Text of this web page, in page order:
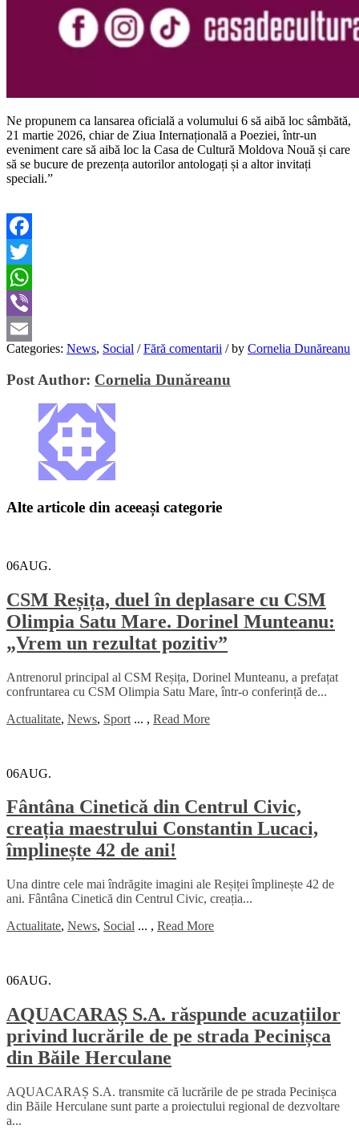
Ne propunem ca lansarea oficială a volumului 6 să aibă loc sâmbătă,
21 martie 2026, chiar de Ziua Internațională a Poeziei, într-un
eveniment care să aibă loc la Casa de Cultură Moldova Nouă și care
să se bucure de prezența autorilor antologați și a altor invitați
speciali.”
Facebook
Twitter
WhatsApp
Viber
Email
Categories: News, Social / Fără comentarii /by Cornelia Dunăreanu
Post Author: Cornelia Dunăreanu
Alte articole din aceeași categorie
06AUG.
CSM Reșița, duel în deplasare cu CSM
Olimpia Satu Mare. Dorinel Munteanu:
„Vrem un rezultat pozitiv”
Antrenorul principal al CSM Reșița, Dorinel Munteanu, a prefațat
confruntarea cu CSM Olimpia Satu Mare, într-o conferință de...
Actualitate, News, Sport ... , Read More
06AUG.
Fântâna Cinetică din Centrul Civic,
creația maestrului Constantin Lucaci,
împlinește 42 de ani!
Una dintre cele mai îndrăgite imagini ale Reșiței împlinește 42 de
ani. Fântâna Cinetică din Centrul Civic, creația...
Actualitate, News, Social ... , Read More
06AUG.
AQUACARAȘ S.A. răspunde acuzațiilor
privind lucrările de pe strada Pecinișca
din Băile Herculane
AQUACARAȘ S.A. transmite că lucrările de pe strada Pecinișca
din Băile Herculane sunt parte a proiectului regional de dezvoltare
a...